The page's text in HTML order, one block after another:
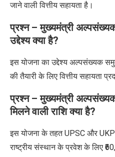
जाने वाली वित्तीय सहायता है।
प्रश्न – मुख्यमंत्री अल्पसंख्यक
उद्देश्य क्या है?
इस योजना का उद्देश्य अल्पसंख्यक
की तैयारी के लिए वित्तीय सहायता
प्रश्न – मुख्यमंत्री
मिलने वाली राशि क्या है?
इस योजना के तहत UPSC और
राष्ट्रीय संस्थान के प्रवेश के लिए